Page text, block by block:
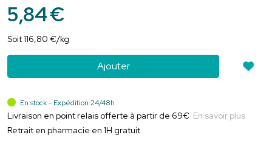
5,84€
Soit116,80 €/kg
Ajouter
En stock - Expédition 24/48h
Livraison en point relais offerte à partir de 69€ En savoir plus
Retrait en pharmacie en 1H gratuit